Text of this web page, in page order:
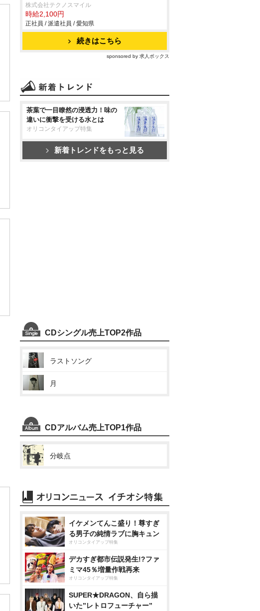
株式会社テクノスマイル
時給2,100円
正社員 / 派遣社員 / 愛知県
続きはこちら
sponsored by 求人ボックス
茶葉で一目瞭然の浸透力！味の
違いに衝撃を受ける水とは
オリコンタイアップ特集
新着トレンドをもっと見る
CDシングル売上TOP2作品
ラストソング
月
CDアルバム売上TOP1作品
分岐点
イケメンてんこ盛り！尊すぎ
る男子の純情ラブに胸キュン
オリコンタイアップ特集
デカすぎ都市伝説発生!?ファ
ミマ45％増量作戦再来
オリコンタイアップ特集
SUPER★DRAGON、自ら描
いた”レトロフューチャー”